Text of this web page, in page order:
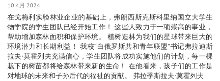
10 4月 2024
在戈梅利实验林业企业的基础上，弗朗西斯克斯科里纳国立大学生
物学院的学生团队已经开始工作！ 这些人致力于一项崇高的事业，
帮助增加森林面积和保护环境。 植树造林为我们的星球带来巨大的
环境潜力和长期利益！ 我校“白俄罗斯共和青年联盟”书记弗拉迪斯
拉夫·莫霍列夫充满信心，学生团队将成功实施他们的计划，每一棵
栽下的树苗都将给森林带来新的生命！ 在他看来，孩子们的工作是
对地球的未来和子孙后代的福祉的贡献。 弗拉季斯拉夫·莫霍列夫